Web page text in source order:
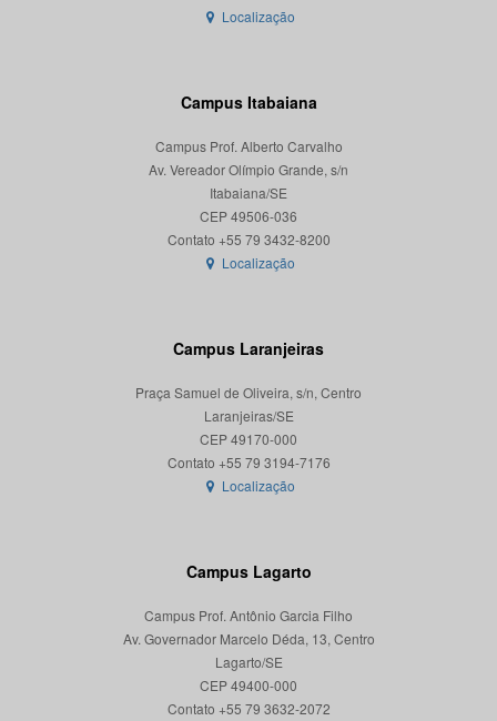
Localização
Campus Itabaiana
Campus Prof. Alberto Carvalho
Av. Vereador Olímpio Grande, s/n
Itabaiana/SE
CEP 49506-036
Localização
Campus Laranjeiras
Praça Samuel de Oliveira, s/n, Centro
Laranjeiras/SE
CEP 49170-000
Localização
Campus Lagarto
Campus Prof. Antônio Garcia Filho
Av. Governador Marcelo Déda, 13, Centro
Lagarto/SE
CEP 49400-000